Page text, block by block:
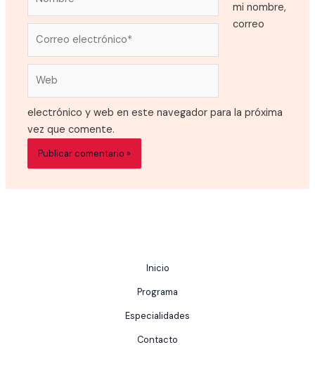
mi nombre,
correo
electrónico y web en este navegador para la próxima
vez que comente.
Inicio
Programa
Especialidades
Contacto